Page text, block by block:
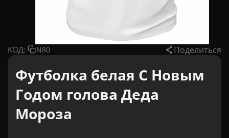
КОД: N80 Поделиться
Футболка белая С Новым
Годом голова Деда
Мороза